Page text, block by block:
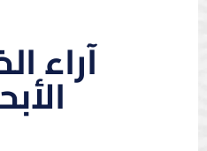
آراء